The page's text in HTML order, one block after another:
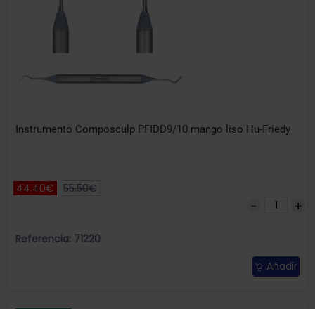
Instrumento Composculp PFIDD9/10 mango liso Hu-Friedy
44.40€ 55.50€
Referencia: 71220
Añadir